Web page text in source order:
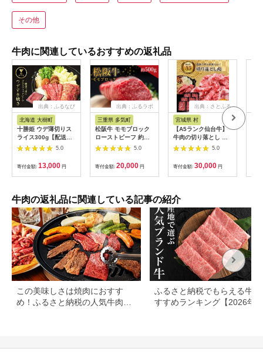
その他
牛肉に関連しているおすすめの返礼品
出典：ふるなび
北海道 大樹町
十勝姫 ウデ薄切りス
ライス300g【配送不
可地域：離島】
【1397674】
5.0
寄付金額: 13,000 円
出典：ふるラボ
三重県 多気町
松阪牛 モモブロック
ローストビーフ 約
500g 国産牛 和牛 ブ
ランド牛 JGAP家
畜・畜産物 農場
HACCP認証農場 牛肉
肉 高級 人気 おすすめ
日本三大和牛 松阪 松
坂牛 松坂 モモ ビーフ
シチュー カレー 霜降
り 三重県 多気町 SS-
32
5.0
寄付金額: 20,000 円
出典：さとふる
宮城県 村
【A5ランク仙台牛】
牛肉の切り落とし 合
計1.8kg(300g×6) 小
分けで使い勝手も◎
5.0
寄付金額: 30,000 円
牛肉の返礼品に関連している記事の紹介
この美味しさは焼肉におすす
め！ふるさと納税の人気牛肉還
ふるさと納税でもらえる牛肉
すすめランキング【2026年